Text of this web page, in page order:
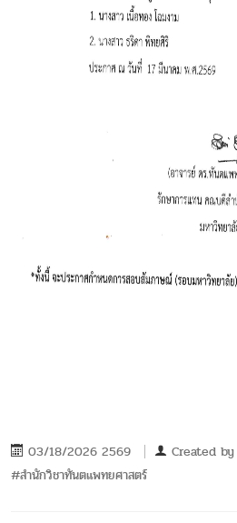
03/18/2026 2569 Created by
#สำนักวิชาทันตแพทยศาสตร์